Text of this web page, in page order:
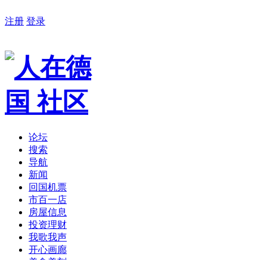
注册 登录
论坛
搜索
导航
新闻
回国机票
市百一店
房屋信息
投资理财
我歌我声
开心画廊